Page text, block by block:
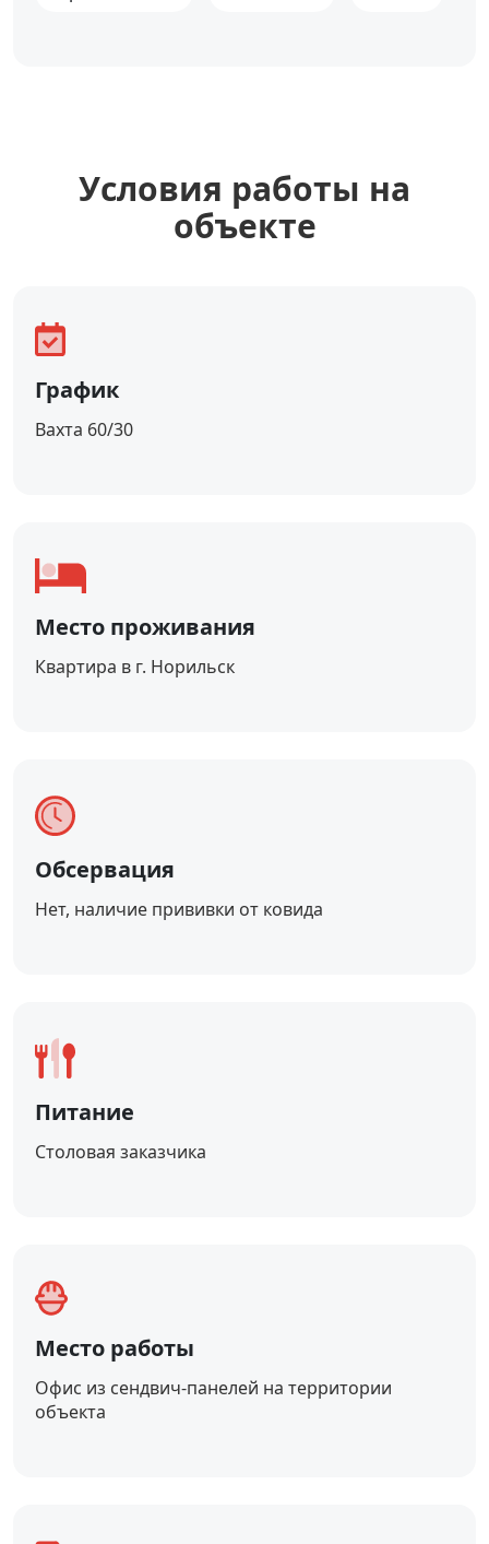
Уcловия работы на
объекте
График
Вахта 60/30
Место проживания
Квартира в г. Норильск
Обсервация
Нет, наличие прививки от ковида
Питание
Столовая заказчика
Место работы
Офис из сендвич-панелей на территории
объекта